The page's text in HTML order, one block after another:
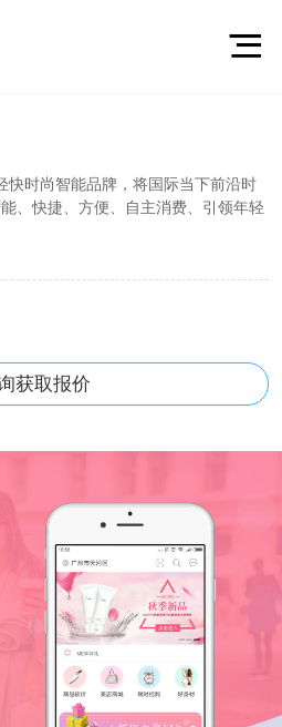
快时尚智能品牌，将国际当下前沿时
、快捷、方便、自主消费、引领年轻
获取报价